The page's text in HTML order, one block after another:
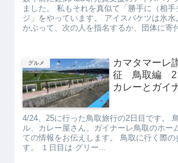
ました。 私もそれを真似て「勝手に（相
ジ」をやっています。 アイスバケツは氷水
かぶって、次の人を指名するか、団体に寄
グルメ
カマタマーレ
征 鳥取編 2
カレーとガイ
4/24、25に行った鳥取旅行の2日目です。
ル、カレー屋さん、ガイナーレ鳥取のホー
ての情報をお伝えします。 鳥取に行く際
す。 １日目は グリー...